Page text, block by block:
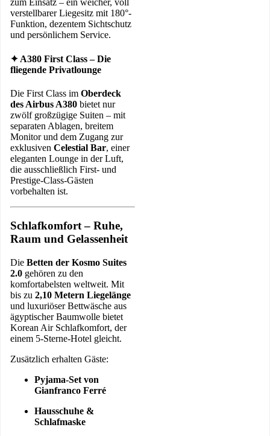
zum Einsatz – ein weicher, voll
verstellbarer Liegesitz mit 180°-
Funktion, dezentem Sichtschutz
und persönlichem Service.
✦ A380 First Class – Die
fliegende Privatlounge
Die First Class im Oberdeck
des Airbus A380 bietet nur
zwölf großzügige Suiten – mit
separaten Ablagen, breitem
Monitor und dem Zugang zur
exklusiven Celestial Bar, einer
eleganten Lounge in der Luft,
die ausschließlich First- und
Prestige-Class-Gästen
vorbehalten ist.
Schlafkomfort – Ruhe,
Raum und Gelassenheit
Die Betten der Kosmo Suites
2.0 gehören zu den
komfortabelsten weltweit. Mit
bis zu 2,10 Metern Liegelänge
und luxuriöser Bettwäsche aus
ägyptischer Baumwolle bietet
Korean Air Schlafkomfort, der
einem 5-Sterne-Hotel gleicht.
Zusätzlich erhalten Gäste:
Pyjama-Set von
Gianfranco Ferré
Hausschuhe &
Schlafmaske